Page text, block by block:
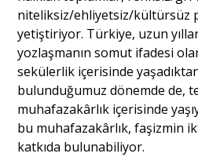
niteliksiz/ehliyetsiz/kültürsüz
yetiştiriyor. Türkiye, uzun
yozlaşmanın somut ifadesi
sekülerlik içerisinde
bulunduğumuz dönemde de,
muhafazakârlık içerisinde
bu muhafazakârlık, faşizmin
katkıda bulunabiliyor.